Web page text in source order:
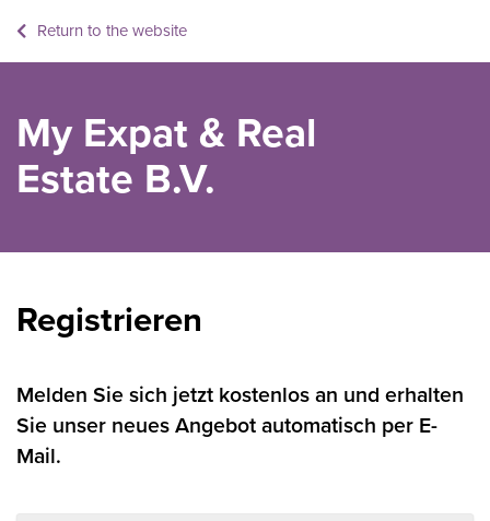
Return to the website
My Expat & Real
Estate B.V.
Registrieren
Melden Sie sich jetzt kostenlos an und erhalten
Sie unser neues Angebot automatisch per E-
Mail.